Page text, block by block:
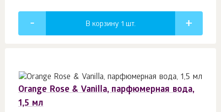
В корзину 1 шт.
Orange Rose & Vanilla, парфюмерная вода,
1,5 мл